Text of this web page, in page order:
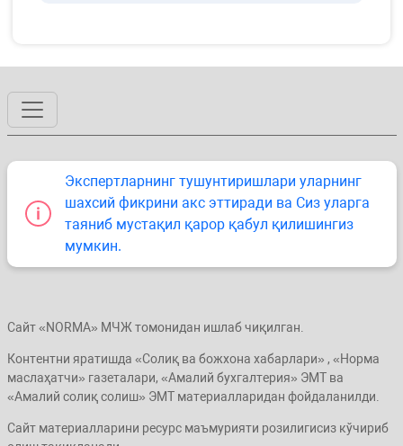
Экспертларнинг тушунтиришлари уларнинг
шахсий фикрини акс эттиради ва Сиз уларга
таяниб мустақил қарор қабул қилишингиз
мумкин.
Сайт «NORMA» МЧЖ томонидан ишлаб чиқилган.
Контентни яратишда «Солиқ ва божхона хабарлари» , «Норма
маслаҳатчи» газеталари, «Амалий бухгалтерия» ЭМТ ва
«Амалий солиқ солиш» ЭМТ материалларидан фойдаланилди.
Сайт материалларини ресурс маъмурияти розилигисиз кўчириб